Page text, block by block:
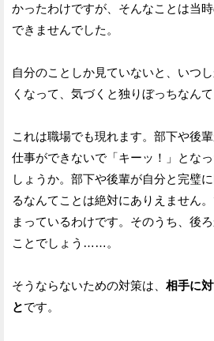
かったわけですが、そんなことは当
できませんでした。
自分のことしか見ていないと、いつ
くなって、気づくと独りぼっちなん
これは職場でも現れます。部下や後
仕事ができないで「キーッ！」とな
しょうか。部下や後輩が自分と完璧
るなんてことは絶対にありえません
まっているわけです。そのうち、後
ことでしょう……。
そうならないための対策は、 相手に
とです。